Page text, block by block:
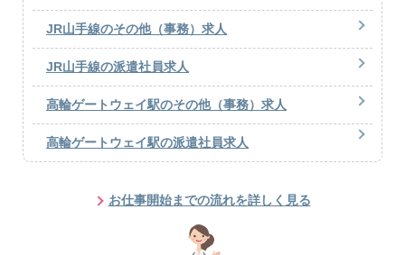
JR山手線のその他（事務）求人
JR山手線の派遣社員求人
高輪ゲートウェイ駅のその他（事務）求人
高輪ゲートウェイ駅の派遣社員求人
お仕事開始までの流れを詳しく見る